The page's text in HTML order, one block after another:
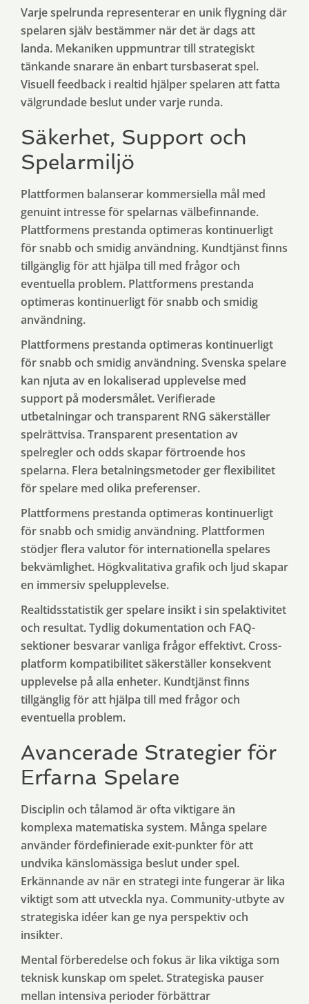
Varje spelrunda representerar en unik flygning där
spelaren själv bestämmer när det är dags att
landa. Mekaniken uppmuntrar till strategiskt
tänkande snarare än enbart tursbaserat spel.
Visuell feedback i realtid hjälper spelaren att fatta
välgrundade beslut under varje runda.
Säkerhet, Support och
Spelarmiljö
Plattformen balanserar kommersiella mål med
genuint intresse för spelarnas välbefinnande.
Plattformens prestanda optimeras kontinuerligt
för snabb och smidig användning. Kundtjänst finns
tillgänglig för att hjälpa till med frågor och
eventuella problem. Plattformens prestanda
optimeras kontinuerligt för snabb och smidig
användning.
Plattformens prestanda optimeras kontinuerligt
för snabb och smidig användning. Svenska spelare
kan njuta av en lokaliserad upplevelse med
support på modersmålet. Verifierade
utbetalningar och transparent RNG säkerställer
spelrättvisa. Transparent presentation av
spelregler och odds skapar förtroende hos
spelarna. Flera betalningsmetoder ger flexibilitet
för spelare med olika preferenser.
Plattformens prestanda optimeras kontinuerligt
för snabb och smidig användning. Plattformen
stödjer flera valutor för internationella spelares
bekvämlighet. Högkvalitativa grafik och ljud skapar
en immersiv spelupplevelse.
Realtidsstatistik ger spelare insikt i sin spelaktivitet
och resultat. Tydlig dokumentation och FAQ-
sektioner besvarar vanliga frågor effektivt. Cross-
platform kompatibilitet säkerställer konsekvent
upplevelse på alla enheter. Kundtjänst finns
tillgänglig för att hjälpa till med frågor och
eventuella problem.
Avancerade Strategier för
Erfarna Spelare
Disciplin och tålamod är ofta viktigare än
komplexa matematiska system. Många spelare
använder fördefinierade exit-punkter för att
undvika känslomässiga beslut under spel.
Erkännande av när en strategi inte fungerar är lika
viktigt som att utveckla nya. Community-utbyte av
strategiska idéer kan ge nya perspektiv och
insikter.
Mental förberedelse och fokus är lika viktiga som
teknisk kunskap om spelet. Strategiska pauser
mellan intensiva perioder förbättrar